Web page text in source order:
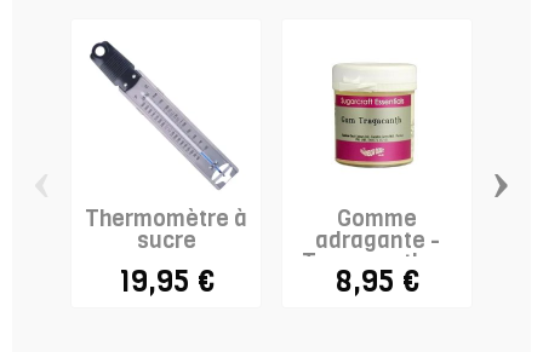
Thermomètre à
sucre
19,95 €
Gomme
adragante -
Tragacanthe -
E413 - 25g
8,95 €
›